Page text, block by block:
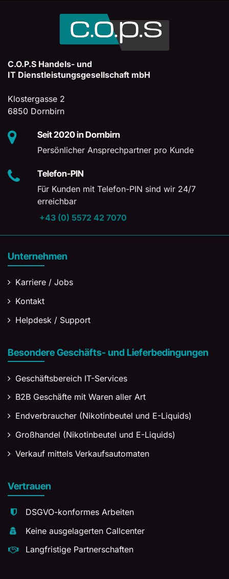
C.O.P.S Handels- und
IT Dienstleistungsgesellschaft mbH
Klostergasse 2
6850 Dornbirn
Seit 2020 in Dornbirn
Persönlicher Ansprechpartner pro Kunde
Telefon-PIN
Für Kunden mit Telefon-PIN sind wir 24/7
erreichbar
+43 (0) 5572 42 7070
Unternehmen
Karriere / Jobs
Kontakt
Helpdesk / Support
Besondere Geschäfts- und Lieferbedingungen
Geschäftsbereich IT-Services
B2B Geschäfte mit Waren aller Art
Endverbraucher (Nikotinbeutel und E-Liquids)
Großhandel (Nikotinbeutel und E-Liquids)
Verkauf mittels Verkaufsautomaten
Vertrauen
DSGVO-konformes Arbeiten
Keine ausgelagerten Callcenter
Langfristige Partnerschaften